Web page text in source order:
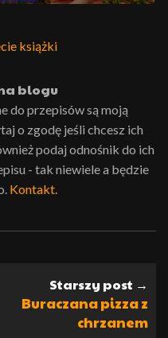
książki
blogu
do przepisów są moją
o zgodę jeśli chcesz ich
podaj odnośnik do ich
- tak niewiele a będzie
Kontakt.
Starszy post →
Buraczana pizza z
chrzanem